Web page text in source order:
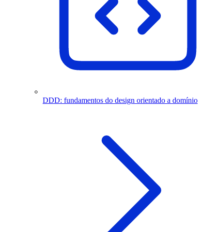
DDD: fundamentos do design orientado a domínio